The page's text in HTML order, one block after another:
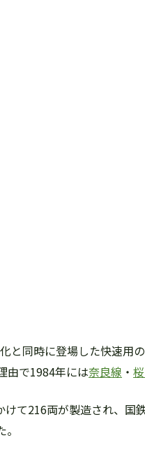
と同時に登場した快速
由で1984年には奈良線 ・
て216両が製造され、